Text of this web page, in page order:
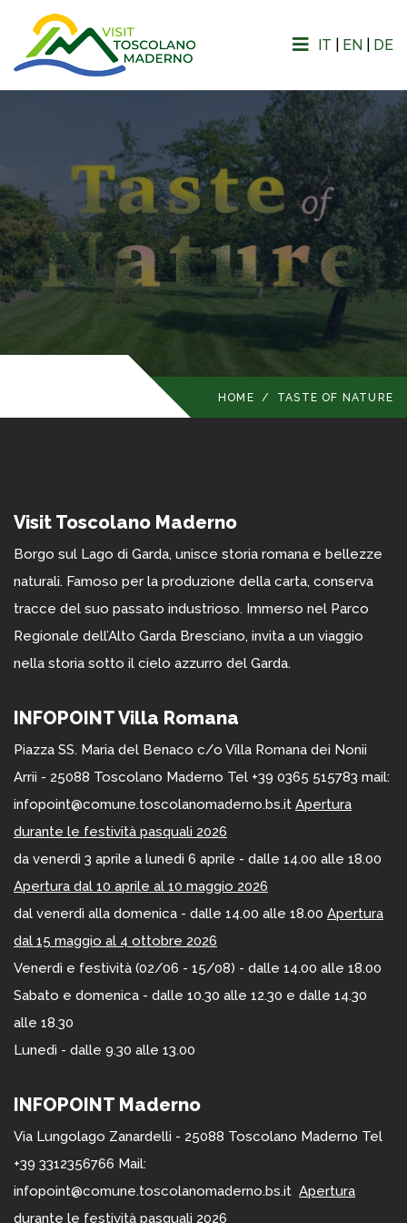
IT EN DE
HOME / TASTE OF NATURE
Visit Toscolano Maderno
Borgo sul Lago di Garda, unisce storia romana e bellezze
naturali. Famoso per la produzione della carta, conserva
tracce del suo passato industrioso. Immerso nel Parco
Regionale dell’Alto Garda Bresciano, invita a un viaggio
nella storia sotto il cielo azzurro del Garda.
INFOPOINT Villa Romana
Piazza SS. Maria del Benaco c/o Villa Romana dei Nonii
Arrii - 25088 Toscolano Maderno Tel +39 0365 515783 mail:
infopoint@comune.toscolanomaderno.bs.it Apertura
durante le festività pasquali 2026
da venerdì 3 aprile a lunedì 6 aprile - dalle 14.00 alle 18.00
Apertura dal 10 aprile al 10 maggio 2026
dal venerdì alla domenica - dalle 14.00 alle 18.00 Apertura
dal 15 maggio al 4 ottobre 2026
Venerdì e festività (02/06 - 15/08) - dalle 14.00 alle 18.00
Sabato e domenica - dalle 10.30 alle 12.30 e dalle 14.30
alle 18.30
Lunedì - dalle 9.30 alle 13.00
INFOPOINT Maderno
Via Lungolago Zanardelli - 25088 Toscolano Maderno Tel
+39 3312356766 Mail:
infopoint@comune.toscolanomaderno.bs.it Apertura
durante le festività pasquali 2026